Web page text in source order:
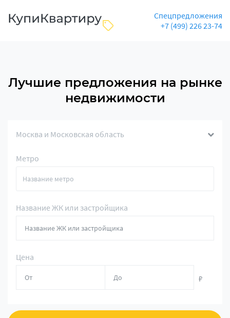
Спецпредложения
+7 (499) 226 23-74
Лучшие предложения на рынке
недвижимости
Москва и Московская область
Метро
Название ЖК или застройщика
Цена
₽